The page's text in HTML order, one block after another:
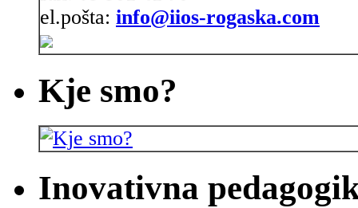
el.pošta: info@iios-rogaska.com
Kje smo?
Inovativna